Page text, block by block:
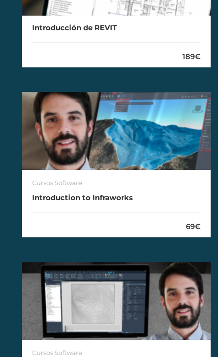
Introducción de REVIT
189€
Cursos Software
Introduction to Infraworks
69€
Cursos Software